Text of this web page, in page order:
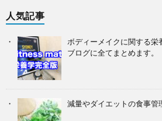
人気記事
ボディーメイクに関する
ブログに全てまとめます。
減量やダイエットの食事管